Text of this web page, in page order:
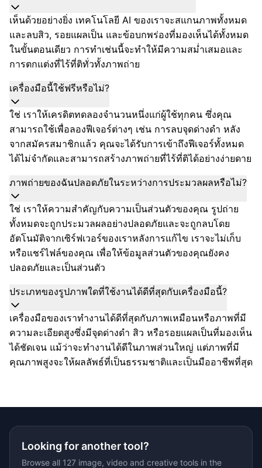
เห็นด้วยอย่างยิ่ง เทคโนโลยี AI ของเราจะสแกนภาพทั้งหมด
และลบสิว, รอยแผลเป็น และข้อบกพร่องที่มองเห็นได้ทั้งหมด
ในขั้นตอนเดียว การทำเช่นนี้จะทำให้มีความสม่ำเสมอและ
การตกแต่งที่ไร้ที่ติทั่วทั้งภาพถ่าย
เครื่องมือนี้ใช้ฟรีหรือไม่?
ใช่ เราให้เครดิตทดลองจำนวนหนึ่งแก่ผู้ใช้ทุกคน ซึ่งคุณ
สามารถใช้เพื่อลองฟีเจอร์ต่างๆ เช่น การลบจุดด่างดำ หลัง
จากสมัครสมาชิกแล้ว คุณจะได้รับการเข้าถึงฟีเจอร์ทั้งหมด
ได้ไม่จำกัดและสามารถสร้างภาพถ่ายที่ไร้ที่ติได้อย่างง่ายดาย
ภาพถ่ายของฉันปลอดภัยในระหว่างการประมวลผลหรือไม่?
ใช่ เราให้ความสำคัญกับความเป็นส่วนตัวของคุณ รูปถ่าย
ทั้งหมดจะถูกประมวลผลอย่างปลอดภัยและจะถูกลบโดย
อัตโนมัติจากเซิร์ฟเวอร์ของเราหลังการแก้ไข เราจะไม่เก็บ
หรือแชร์ไฟล์ของคุณ เพื่อให้ข้อมูลส่วนตัวของคุณยังคง
ปลอดภัยและเป็นส่วนตัว
ประเภทของรูปภาพใดที่ใช้งานได้ดีที่สุดกับเครื่องมือนี้?
เครื่องมือของเราทำงานได้ดีที่สุดกับภาพเหมือนหรือภาพที่มี
ความละเอียดสูงซึ่งมีจุดด่างดำ สิว หรือรอยแผลเป็นที่มองเห็น
ได้ชัดเจน แม้ว่าจะทำงานได้ดีในภาพส่วนใหญ่ แต่ภาพที่มี
คุณภาพสูงจะให้ผลลัพธ์ที่เป็นธรรมชาติและเป็นมืออาชีพที่สุด
Looking for another tool?
Browse all 127 image, video and creative tools in the